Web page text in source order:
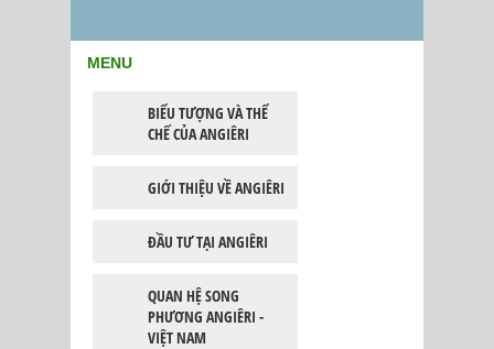
MENU
BIỂU TƯỢNG VÀ THỂ
CHẾ CỦA ANGIÊRI
GIỚI THIỆU VỀ ANGIÊRI
ĐẦU TƯ TẠI ANGIÊRI
QUAN HỆ SONG
PHƯƠNG ANGIÊRI -
VIỆT NAM